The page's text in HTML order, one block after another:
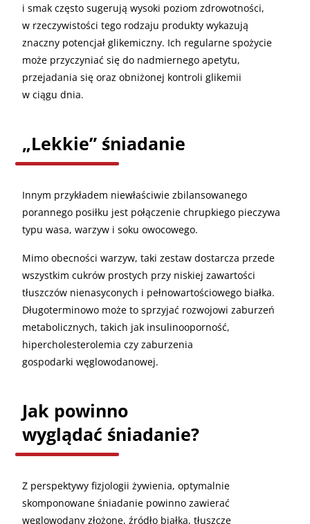
i smak często sugerują wysoki poziom zdrowotności,
w rzeczywistości tego rodzaju produkty wykazują
znaczny potencjał glikemiczny. Ich regularne spożycie
może przyczyniać się do nadmiernego apetytu,
przejadania się oraz obniżonej kontroli glikemii
w ciągu dnia.
„Lekkie” śniadanie
Innym przykładem niewłaściwie zbilansowanego
porannego posiłku jest połączenie chrupkiego pieczywa
typu wasa, warzyw i soku owocowego.
Mimo obecności warzyw, taki zestaw dostarcza przede
wszystkim cukrów prostych przy niskiej zawartości
tłuszczów nienasyconych i pełnowartościowego białka.
Długoterminowo może to sprzyjać rozwojowi zaburzeń
metabolicznych, takich jak insulinooporność,
hipercholesterolemia czy zaburzenia
gospodarki węglowodanowej.
Jak powinno
wyglądać śniadanie?
Z perspektywy fizjologii żywienia, optymalnie
skomponowane śniadanie powinno zawierać
węglowodany złożone, źródło białka, tłuszcze